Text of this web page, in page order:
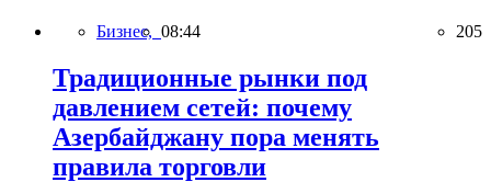
Бизнес, 08:44 205
Традиционные рынки под
давлением сетей: почему
Азербайджану пора менять
правила торговли